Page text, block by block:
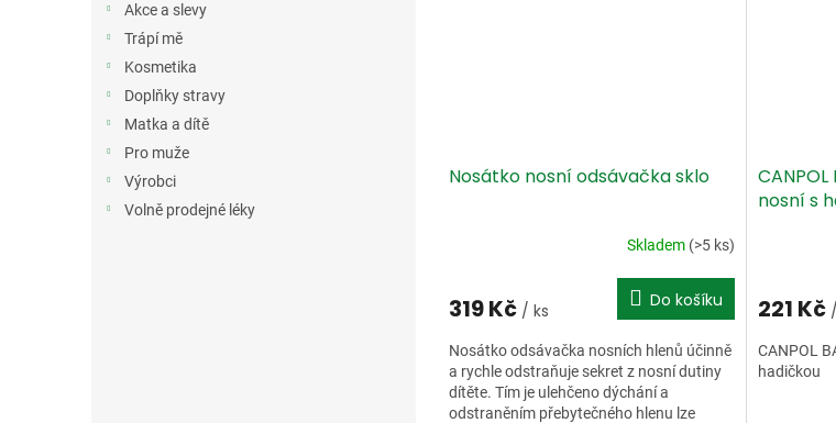
Akce a slevy
Trápí mě
Kosmetika
Doplňky stravy
Matka a dítě
Pro muže
Výrobci
Volně prodejné léky
Nosátko nosní odsávačka sklo
Skladem (>5 ks)
319 Kč / ks Do košíku
Nosátko odsávačka nosních hlenů účinně
a rychle odstraňuje sekret z nosní dutiny
dítěte. Tím je ulehčeno dýchání a
odstraněním přebytečného hlenu lze
nosní s
221 Kč
CANPOL
hadičkou